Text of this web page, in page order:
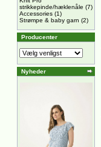
strikkepinde/hæklenåle (7)
Accessories (1)
Strømpe & baby garn (2)
Producenter
Nyheder